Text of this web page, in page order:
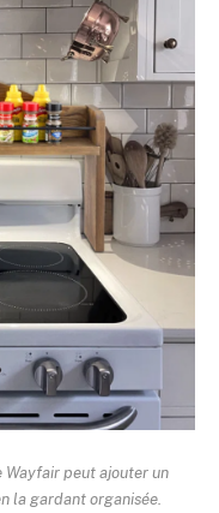
Wayfair peut ajouter un
la gardant organisée.